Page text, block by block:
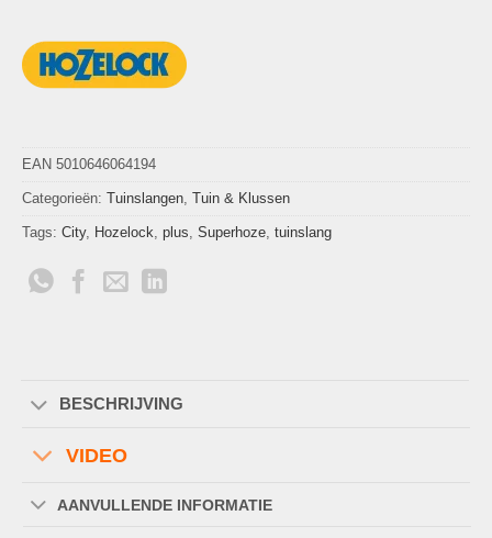
EAN 5010646064194
Categorieën: Tuinslangen, Tuin & Klussen
Tags: City, Hozelock, plus, Superhoze, tuinslang
BESCHRIJVING
VIDEO
AANVULLENDE INFORMATIE